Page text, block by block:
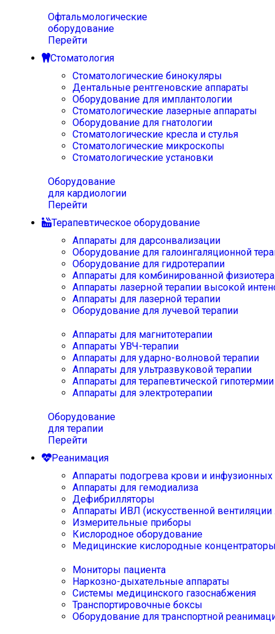
Офтальмологические
оборудование
Перейти
Стоматология
Стоматологические бинокуляры
Дентальные рентгеновские аппараты
Оборудование для имплантологии
Стоматологические лазерные аппараты
Оборудование для гнатологии
Стоматологические кресла и стулья
Стоматологические микроскопы
Стоматологические установки
Оборудование
для кардиологии
Перейти
Терапевтическое оборудование
Аппараты для дарсонвализации
Оборудование для галоингаляционной
Оборудование для гидротерапии
Аппараты для комбинированной
Аппараты лазерной терапии высокой
Аппараты для лазерной терапии
Оборудование для лучевой терапии
Аппараты для магнитотерапии
Аппараты УВЧ-терапии
Аппараты для ударно-волновой терапии
Аппараты для ультразвуковой терапии
Аппараты для терапевтической
Аппараты для электротерапии
Оборудование
для терапии
Перейти
Реанимация
Аппараты подогрева крови и инфузионных
Аппараты для гемодиализа
Дефибрилляторы
Аппараты ИВЛ (искусственной вентиляции
Измерительные приборы
Кислородное оборудование
Медицинские кислородные
Мониторы пациента
Наркозно-дыхательные аппараты
Системы медицинского газоснабжения
Транспортировочные боксы
Оборудование для транспортной